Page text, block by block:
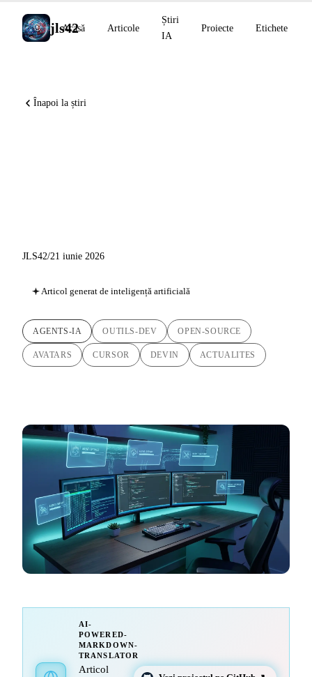
jls42
Acasă Articole
Știri
IA
Proiecte Etichete
Înapoi la știri
JLS42/21 iunie 2026
Articol generat de inteligență artificială
AGENTS-IA OUTILS-DEV OPEN-SOURCE
AVATARS CURSOR DEVIN ACTUALITES
AI-
POWERED-
MARKDOWN-
TRANSLATOR
Articol